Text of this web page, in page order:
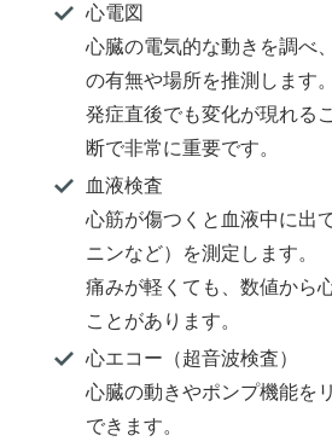
心電図
心臓の電気的な動きを調べ
の有無や場所を推測します。
発症直後でも変化が現れる
断で非常に重要です。
血液検査
心筋が傷つくと血液中に出
ニンなど）を測定します。
痛みが軽くても、数値から
ことがあります。
心エコー（超音波検査）
心臓の動きやポンプ機能を
できます。